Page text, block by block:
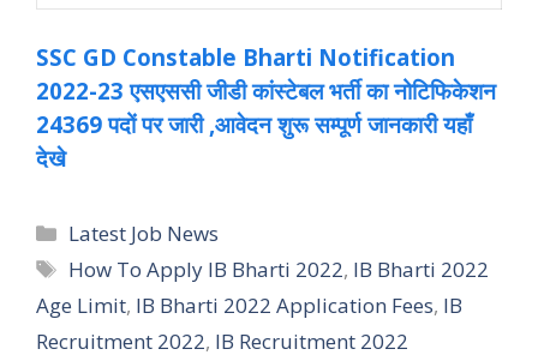
SSC GD Constable Bharti Notification
2022-23 एसएससी जीडी कांस्टेबल भर्ती का नोटिफिकेशन
24369 पदों पर जारी ,आवेदन शुरू सम्पूर्ण जानकारी यहाँ
देखे
Categories
Latest Job News
Tags
How To Apply IB Bharti 2022, IB Bharti 2022
Age Limit, IB Bharti 2022 Application Fees, IB
Recruitment 2022, IB Recruitment 2022